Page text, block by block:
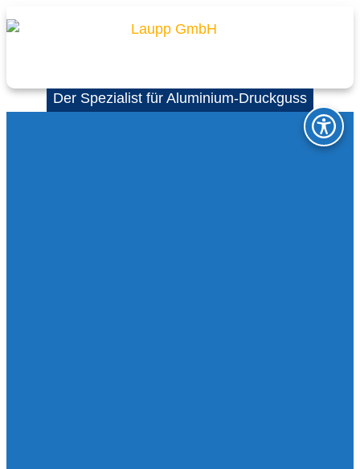
Der Spezialist für Aluminium-Druckguss